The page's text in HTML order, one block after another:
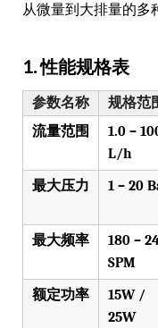
从微量到大排量的多
1. 性能规格表
参数名称 规格范
流量范围
1.0 –
L/h
最大压力
1 – 20
最大频率
180 –
SPM
额定功率
15W /
25W